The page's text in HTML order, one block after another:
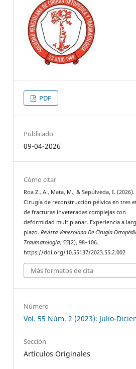
PDF
Publicado
09-04-2026
Cómo citar
Roa Z., A., Mata, M., & Sepúlveda, I. (2026).
Cirugía de reconstrucción pélvica en tres
de fracturas inveteradas complejas con
deformidad multiplanar. Experiencia a
plazo.Revista Venezolana De Cirugía
Traumatología,55(2), 98–106.
https://doi.org/10.55137/2023.55.2.002
Más formatos de cita
Número
Vol. 55 Núm. 2 (2023): Julio-
Sección
Artículos Originales